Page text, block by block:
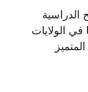
في الولايات